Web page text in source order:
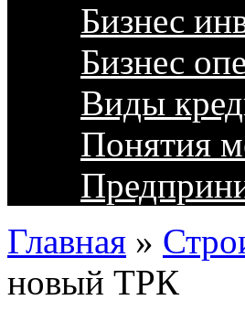
Бизнес
Бизнес
Виды
Понятия
Главная »
новый ТРК